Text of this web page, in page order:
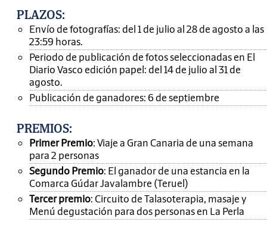
PLAZOS:
Envío de fotografías: del 1 de julio al 28 de agosto a las
23:59 horas.
Periodo de publicación de fotos seleccionadas en El
Diario Vasco edición papel: del 14 de julio al 31 de
agosto.
Publicación de ganadores: 6 de septiembre
PREMIOS:
Primer Premio: Viaje a Gran Canaria de una semana
para 2 personas
Segundo Premio: El ganador de una estancia en la
Comarca Gúdar Javalambre (Teruel)
Tercer premio: Circuito de Talasoterapia, masaje y
Menú degustación para dos personas en La Perla